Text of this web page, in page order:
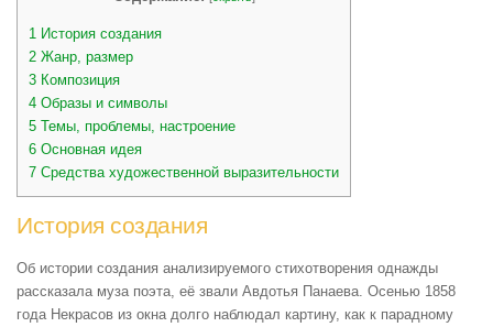
1
История создания
2 Жанр, размер
3 Композиция
4 Образы и символы
5 Темы, проблемы, настроение
6 Основная идея
7 Средства художественной выразительности
История создания
Об истории создания анализируемого стихотворения однажды
рассказала муза поэта, её звали Авдотья Панаева. Осенью 1858
года Некрасов из окна долго наблюдал картину, как к парадному